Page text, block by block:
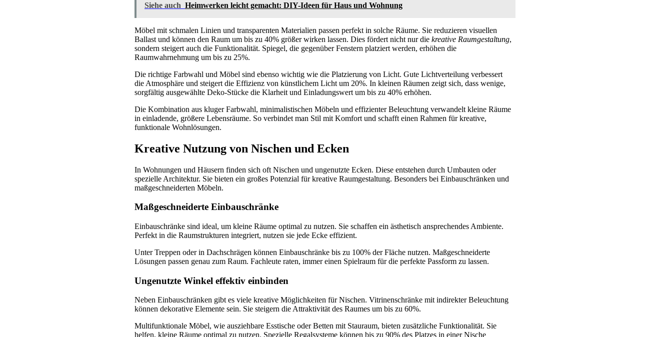
Siehe auch Heimwerken leicht gemacht: DIY-Ideen für Haus und Wohnung
Möbel mit schmalen Linien und transparenten Materialien passen perfekt in solche Räume. Sie reduzieren visuellen
Ballast und können den Raum um bis zu 40% größer wirken lassen. Dies fördert nicht nur die kreative Raumgestaltung,
sondern steigert auch die Funktionalität. Spiegel, die gegenüber Fenstern platziert werden, erhöhen die
Raumwahrnehmung um bis zu 25%.
Die richtige Farbwahl und Möbel sind ebenso wichtig wie die Platzierung von Licht. Gute Lichtverteilung verbessert
die Atmosphäre und steigert die Effizienz von künstlichem Licht um 20%. In kleinen Räumen zeigt sich, dass wenige,
sorgfältig ausgewählte Deko-Stücke die Klarheit und Einladungswert um bis zu 40% erhöhen.
Die Kombination aus kluger Farbwahl, minimalistischen Möbeln und effizienter Beleuchtung verwandelt kleine Räume
in einladende, größere Lebensräume. So verbindet man Stil mit Komfort und schafft einen Rahmen für kreative,
funktionale Wohnlösungen.
Kreative Nutzung von Nischen und Ecken
In Wohnungen und Häusern finden sich oft Nischen und ungenutzte Ecken. Diese entstehen durch Umbauten oder
spezielle Architektur. Sie bieten ein großes Potenzial für kreative Raumgestaltung. Besonders bei Einbauschränken und
maßgeschneiderten Möbeln.
Maßgeschneiderte Einbauschränke
Einbauschränke sind ideal, um kleine Räume optimal zu nutzen. Sie schaffen ein ästhetisch ansprechendes Ambiente.
Perfekt in die Raumstrukturen integriert, nutzen sie jede Ecke effizient.
Unter Treppen oder in Dachschrägen können Einbauschränke bis zu 100% der Fläche nutzen. Maßgeschneiderte
Lösungen passen genau zum Raum. Fachleute raten, immer einen Spielraum für die perfekte Passform zu lassen.
Ungenutzte Winkel effektiv einbinden
Neben Einbauschränken gibt es viele kreative Möglichkeiten für Nischen. Vitrinenschränke mit indirekter Beleuchtung
können dekorative Elemente sein. Sie steigern die Attraktivität des Raumes um bis zu 60%.
Multifunktionale Möbel, wie ausziehbare Esstische oder Betten mit Stauraum, bieten zusätzliche Funktionalität. Sie
helfen, kleine Räume optimal zu nutzen. Spezielle Regalsysteme können bis zu 90% des Platzes in einer Nische